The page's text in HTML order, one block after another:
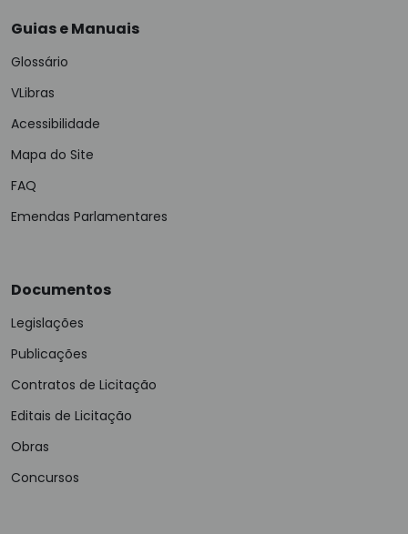
Guias e Manuais
Glossário
VLibras
Acessibilidade
Mapa do Site
FAQ
Emendas Parlamentares
Documentos
Legislações
Publicações
Contratos de Licitação
Editais de Licitação
Obras
Concursos